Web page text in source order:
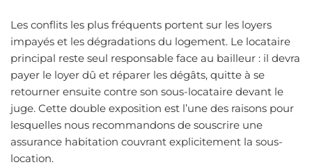
Les conflits les plus fréquents portent sur les loyers
impayés et les dégradations du logement. Le locataire
principal reste seul responsable face au bailleur : il devra
payer le loyer dû et réparer les dégâts, quitte à se
retourner ensuite contre son sous-locataire devant le
juge. Cette double exposition est l’une des raisons pour
lesquelles nous recommandons de souscrire une
assurance habitation couvrant explicitement la sous-
location.